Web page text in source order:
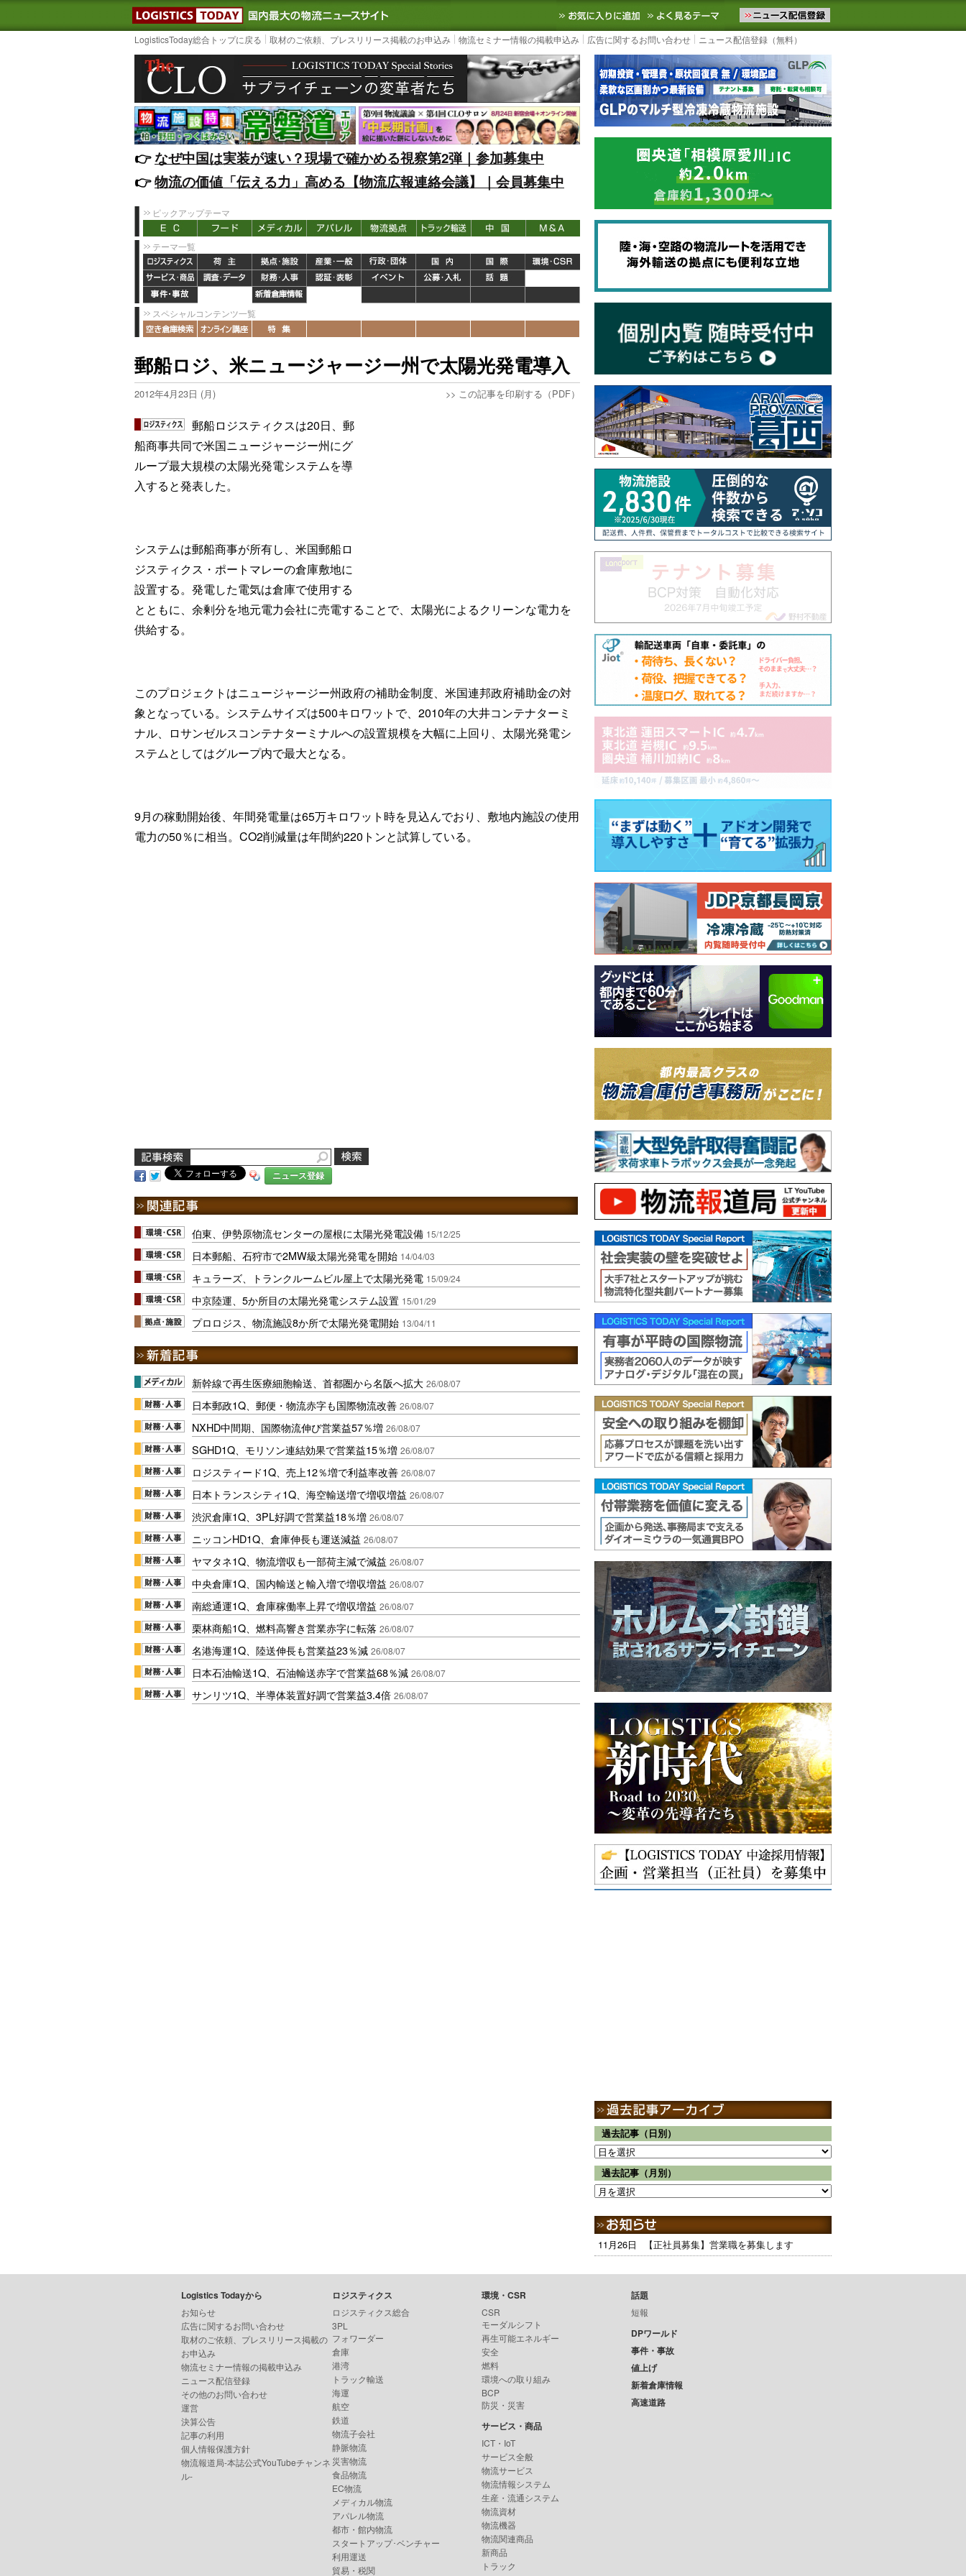
LOGISTICS TODAY｜国内最大の物流ニュースサイト3PL, SCMなど国内外の最新の物流ニュースをお届けします。物流ニュースメール配信を登録す
お気に入りに追加 よく見るテーマ
LogisticsToday総合トップに戻る 取材のご依頼、プレスリリース掲載のお申込み 物流セミナー情報の掲載申込み 広告に関するお問い合わせ ニュース配信登録（無料）
👉️なぜ中国は実装が速い？現場で確かめる視察第2弾｜参加募集中
👉️物流の価値「伝える力」高める【物流広報連絡会議】｜会員募集中
ピックアップテーマ
テーマ一覧
スペシャルコンテンツ一覧
郵船ロジ、米ニュージャージー州で太陽光発電導入
2012年4月23日 (月) >> この記事を印刷する（PDF）
郵船ロジスティクスは20日、郵
船商事共同で米国ニュージャージー州にグ
ループ最大規模の太陽光発電システムを導
入すると発表した。
システムは郵船商事が所有し、米国郵船ロ
ジスティクス・ポートマレーの倉庫敷地に
設置する。発電した電気は倉庫で使用する
とともに、余剰分を地元電力会社に売電することで、太陽光によるクリーンな電力を
供給する。
このプロジェクトはニュージャージー州政府の補助金制度、米国連邦政府補助金の対
象となっている。システムサイズは500キロワットで、2010年の大井コンテナターミ
ナル、ロサンゼルスコンテナターミナルへの設置規模を大幅に上回り、太陽光発電シ
ステムとしてはグループ内で最大となる。
9月の稼動開始後、年間発電量は65万キロワット時を見込んでおり、敷地内施設の使用
電力の50％に相当。CO2削減量は年間約220トンと試算している。
ニュース登録
伯東、伊勢原物流センターの屋根に太陽光発電設備 15/12/25
日本郵船、石狩市で2MW級太陽光発電を開始 14/04/03
キュラーズ、トランクルームビル屋上で太陽光発電 15/09/24
中京陸運、5か所目の太陽光発電システム設置 15/01/29
プロロジス、物流施設8か所で太陽光発電開始 13/04/11
新幹線で再生医療細胞輸送、首都圏から名阪へ拡大 26/08/07
日本郵政1Q、郵便・物流赤字も国際物流改善 26/08/07
NXHD中間期、国際物流伸び営業益57％増 26/08/07
SGHD1Q、モリソン連結効果で営業益15％増 26/08/07
ロジスティード1Q、売上12％増で利益率改善 26/08/07
日本トランスシティ1Q、海空輸送増で増収増益 26/08/07
渋沢倉庫1Q、3PL好調で営業益18％増 26/08/07
ニッコンHD1Q、倉庫伸長も運送減益 26/08/07
ヤマタネ1Q、物流増収も一部荷主減で減益 26/08/07
中央倉庫1Q、国内輸送と輸入増で増収増益 26/08/07
南総通運1Q、倉庫稼働率上昇で増収増益 26/08/07
栗林商船1Q、燃料高響き営業赤字に転落 26/08/07
名港海運1Q、陸送伸長も営業益23％減 26/08/07
日本石油輸送1Q、石油輸送赤字で営業益68％減 26/08/07
サンリツ1Q、半導体装置好調で営業益3.4倍 26/08/07
過去記事（日別）
過去記事（月別）
11月26日 【正社員募集】営業職を募集します
Logistics Todayから
お知らせ
広告に関するお問い合わせ
取材のご依頼、プレスリリース掲載の
お申込み
物流セミナー情報の掲載申込み
ニュース配信登録
その他のお問い合わせ
運営
決算公告
記事の利用
個人情報保護方針
物流報道局-本誌公式YouTubeチャンネ
ル-
ロジスティクス
ロジスティクス総合
3PL
フォワーダー
倉庫
港湾
トラック輸送
海運
航空
鉄道
物流子会社
静脈物流
災害物流
食品物流
EC物流
メディカル物流
アパレル物流
都市・館内物流
スタートアップ･ベンチャー
利用運送
貿易・税関
環境・CSR
CSR
モーダルシフト
再生可能エネルギー
安全
燃料
環境への取り組み
BCP
防災・災害
サービス・商品
ICT・IoT
サービス全般
物流サービス
物流情報システム
生産・流通システム
物流資材
物流機器
物流関連商品
新商品
トラック
話題
短報
DPワールド
事件・事故
値上げ
新着倉庫情報
高速道路